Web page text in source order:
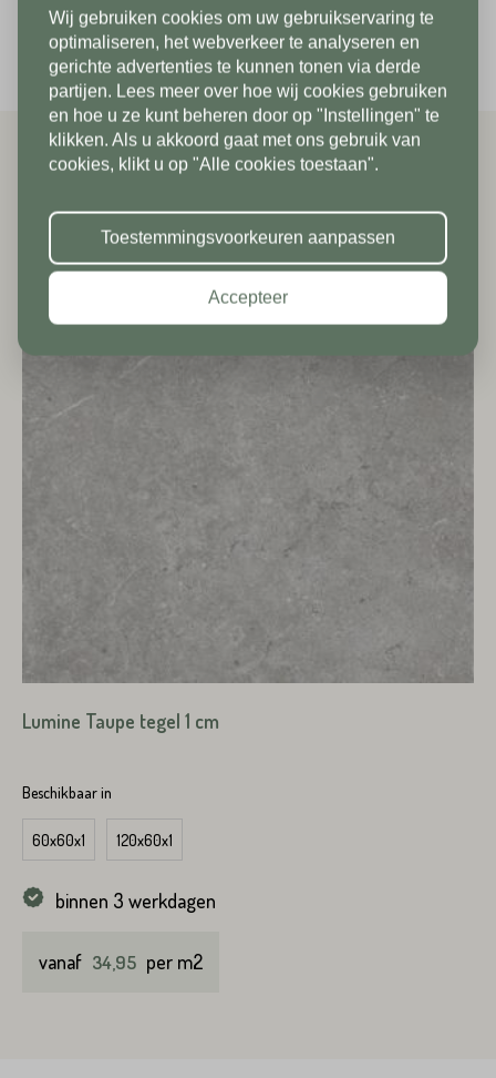
Per verpakking 51.84 m2
Gerelateerde producten
Lumine Taupe tegel 1 cm
Beschikbaar in
60x60x1 120x60x1
binnen 3 werkdagen
vanaf 34,95 per m2
Telefoonnummer*
Land*
Nederland
Postcode*
In verband met onze
vakantiesluiting zijn wij vanaf 1/8
tot en met 9/8 gesloten. Vanaf
10/8 zien we jullie graag weer bij
ons in de showroom. Fijne
vakantie!
Wij gebruiken cookies om uw gebruikservaring te
optimaliseren, het webverkeer te analyseren en
gerichte advertenties te kunnen tonen via derde
partijen. Lees meer over hoe wij cookies gebruiken
en hoe u ze kunt beheren door op "Instellingen" te
klikken. Als u akkoord gaat met ons gebruik van
cookies, klikt u op "Alle cookies toestaan".
Toestemmingsvoorkeuren aanpassen
Accepteer